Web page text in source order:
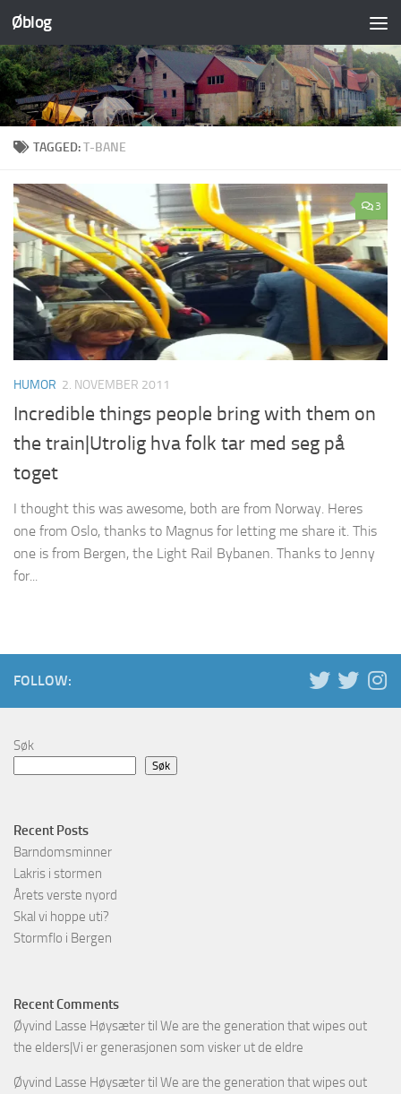
Skip to content
Øblog
TAGGED:T-BANE
3
HUMOR 2. NOVEMBER 2011
Incredible things people bring with them on
the train|Utrolig hva folk tar med seg på
toget
I thought this was awesome, both are from Norway. Heres
one from Oslo, thanks to Magnus for letting me share it. This
one is from Bergen, the Light Rail Bybanen. Thanks to Jenny
for...
FOLLOW:
Søk
Søk
Recent Posts
Barndomsminner
Lakris i stormen
Årets verste nyord
Skal vi hoppe uti?
Stormflo i Bergen
Recent Comments
Øyvind Lasse Høysætertil We are the generation that wipes out
the elders|Vi er generasjonen som visker ut de eldre
Øyvind Lasse Høysætertil We are the generation that wipes out